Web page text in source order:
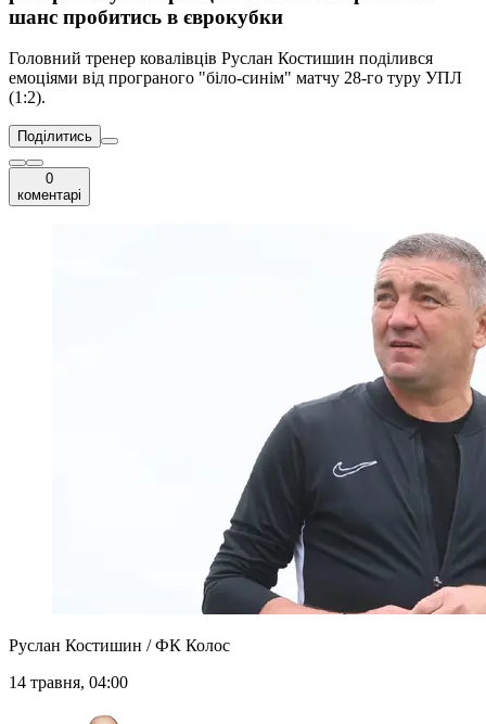
шанс пробитись в єврокубки
Головний тренер ковалівців Руслан Костишин поділився
емоціями від програного "біло-синім" матчу 28-го туру УПЛ
(1:2).
Поділитись
0
коментарі
Руслан Костишин / ФК Колос
14 травня, 04:00